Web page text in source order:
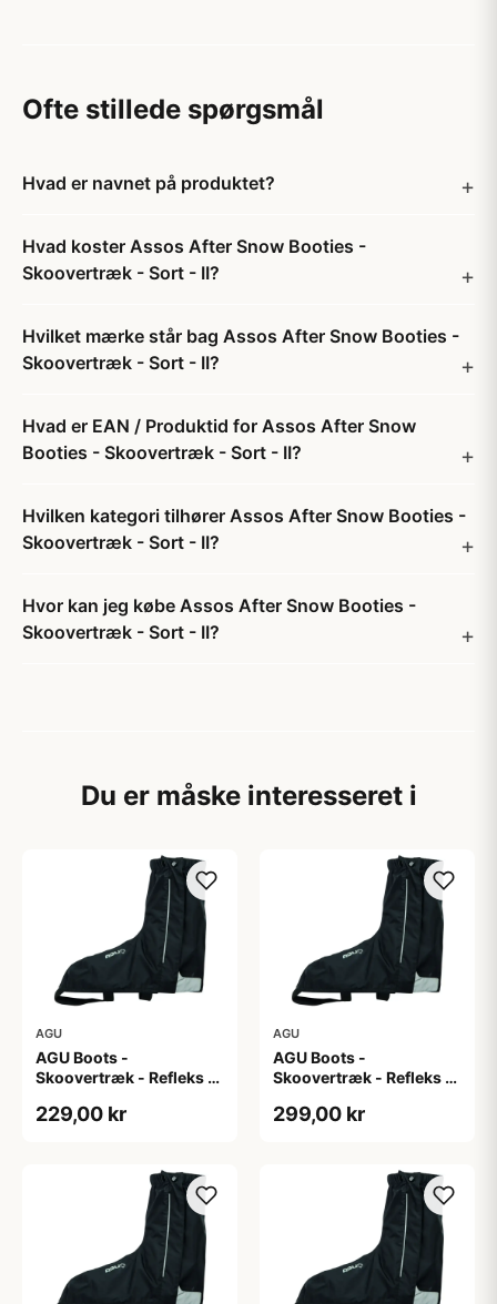
Ofte stillede spørgsmål
Hvad er navnet på produktet?
Hvad koster Assos After Snow Booties -
Skoovertræk - Sort - II?
Hvilket mærke står bag Assos After Snow Booties -
Skoovertræk - Sort - II?
Hvad er EAN / Produktid for Assos After Snow
Booties - Skoovertræk - Sort - II?
Hvilken kategori tilhører Assos After Snow Booties -
Skoovertræk - Sort - II?
Hvor kan jeg købe Assos After Snow Booties -
Skoovertræk - Sort - II?
Du er måske interesseret i
AGU
AGU Boots -
Skoovertræk - Refleks -
229,00 kr
AGU
AGU Boots -
Skoovertræk - Refleks -
299,00 kr